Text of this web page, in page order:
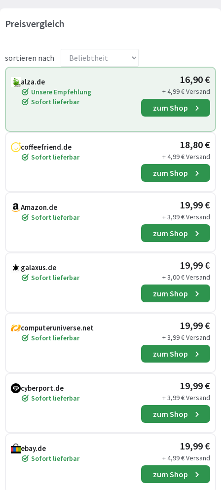
Preisvergleich
sortieren nach
alza.de
Unsere Empfehlung
Sofort lieferbar
16,90 €
+ 4,99 € Versand
zum Shop
coffeefriend.de
Sofort lieferbar
18,80 €
+ 4,99 € Versand
zum Shop
Amazon.de
Sofort lieferbar
19,99 €
+ 3,99 € Versand
zum Shop
galaxus.de
Sofort lieferbar
19,99 €
+ 3,00 € Versand
zum Shop
computeruniverse.net
Sofort lieferbar
19,99 €
+ 3,99 € Versand
zum Shop
cyberport.de
Sofort lieferbar
19,99 €
+ 3,99 € Versand
zum Shop
ebay.de
Sofort lieferbar
19,99 €
+ 4,99 € Versand
zum Shop